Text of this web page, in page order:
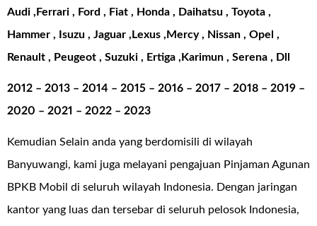
Audi ,Ferrari , Ford , Fiat , Honda , Daihatsu , Toyota ,
Hammer , Isuzu , Jaguar ,Lexus ,Mercy , Nissan , Opel ,
Renault , Peugeot , Suzuki , Ertiga ,Karimun , Serena , Dll
2012 – 2013 – 2014 – 2015 – 2016 – 2017 – 2018 – 2019 –
2020 – 2021 – 2022 – 2023
Kemudian Selain anda yang berdomisili di wilayah
Banyuwangi, kami juga melayani pengajuan Pinjaman Agunan
BPKB Mobil di seluruh wilayah Indonesia. Dengan jaringan
kantor yang luas dan tersebar di seluruh pelosok Indonesia,